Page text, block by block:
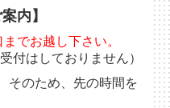
内】
でお越し下さい。
付はしておりません）
そのため、先の時間を